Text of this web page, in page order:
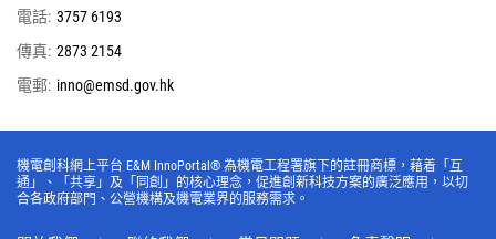
電話: 3757 6193
傳真: 2873 2154
電郵: inno@emsd.gov.hk
機電創科網上平台 E&M InnoPortal® 為機電工程署旗下的註冊商標，藉着「互
通」、「共享」及「同創」的核心理念，促進創新科技方案的廣泛應用，以切
合各政府部門、公營機構及機電業界的服務需求。